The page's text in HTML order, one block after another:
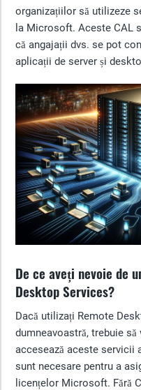
organizațiilor să utilizeze
la Microsoft. Aceste CAL
că angajații dvs. se pot
aplicații de server și
De ce aveți nevoie de
Desktop Services?
Dacă utilizați Remote
dumneavoastră, trebuie
accesează aceste servicii
sunt necesare pentru a
licențelor Microsoft. Fără